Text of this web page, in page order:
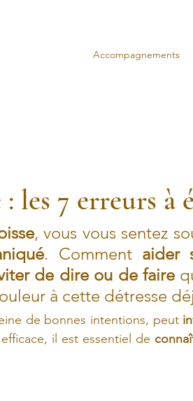
Accompagnements
: les 7 erreurs à
, vous vous sentez
. Comment aider
de dire ou de faire
à cette détresse
de bonnes intentions, peut
il est essentiel de